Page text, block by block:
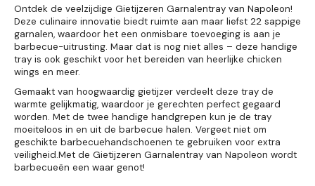
Ontdek de veelzijdige Gietijzeren Garnalentray van Napoleon!
Deze culinaire innovatie biedt ruimte aan maar liefst 22 sappige
garnalen, waardoor het een onmisbare toevoeging is aan je
barbecue-uitrusting. Maar dat is nog niet alles – deze handige
tray is ook geschikt voor het bereiden van heerlijke chicken
wings en meer.
Gemaakt van hoogwaardig gietijzer verdeelt deze tray de
warmte gelijkmatig, waardoor je gerechten perfect gegaard
worden. Met de twee handige handgrepen kun je de tray
moeiteloos in en uit de barbecue halen. Vergeet niet om
geschikte barbecuehandschoenen te gebruiken voor extra
veiligheid.Met de Gietijzeren Garnalentray van Napoleon wordt
barbecueën een waar genot!